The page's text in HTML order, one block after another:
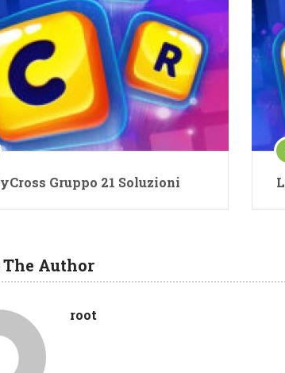
Gruppo 21 Soluzioni
Author
root